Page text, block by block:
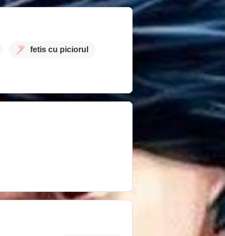
fetis cu piciorul